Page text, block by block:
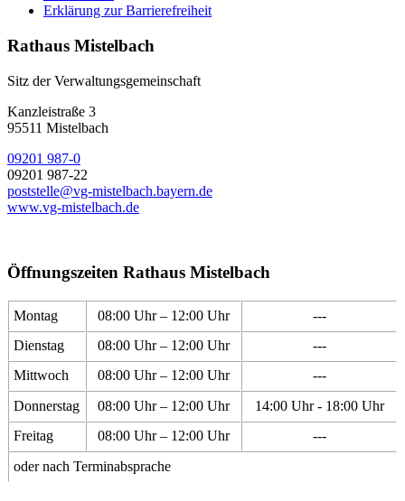
Erklärung zur Barrierefreiheit
Rathaus Mistelbach
Sitz der Verwaltungsgemeinschaft
Kanzleistraße 3
95511 Mistelbach
09201 987-0
09201 987-22
poststelle@vg-mistelbach.bayern.de
www.vg-mistelbach.de
Öffnungszeiten Rathaus Mistelbach
Montag 08:00 Uhr – 12:00 Uhr
---
Dienstag
08:00 Uhr – 12:00 Uhr
---
Mittwoch
08:00 Uhr – 12:00 Uhr
---
Donnerstag
08:00 Uhr – 12:00 Uhr
14:00 Uhr - 18:00 Uhr
Freitag
08:00 Uhr – 12:00 Uhr
---
oder nach Terminabsprache